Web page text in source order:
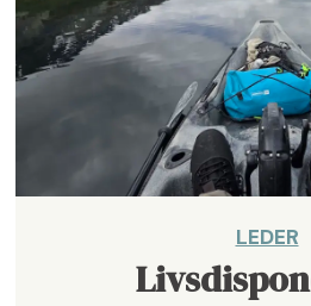
LEDER